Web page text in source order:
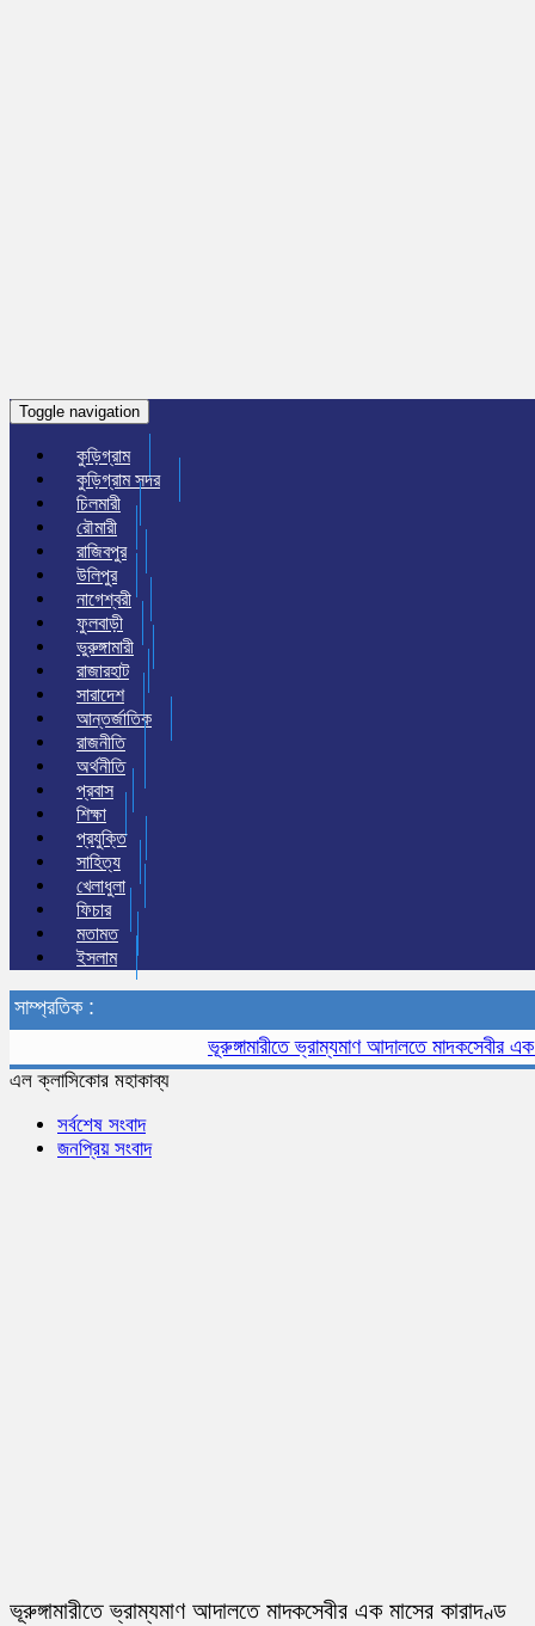
Toggle navigation
কুড়িগ্রাম
কুড়িগ্রাম সদর
চিলমারী
রৌমারী
রাজিবপুর
উলিপুর
নাগেশ্বরী
ফুলবাড়ী
ভুরুঙ্গামারী
রাজারহাট
সারাদেশ
আন্তর্জাতিক
রাজনীতি
অর্থনীতি
প্রবাস
শিক্ষা
প্রযুক্তি
সাহিত্য
খেলাধুলা
ফিচার
মতামত
ইসলাম
সাম্প্রতিক :
ভূরুঙ্গামারীতে ভ্রাম্যমাণ আদালতে মাদকসেবীর এক
এল ক্লাসিকোর মহাকাব্য
সর্বশেষ সংবাদ
জনপ্রিয় সংবাদ
ভূরুঙ্গামারীতে ভ্রাম্যমাণ আদালতে মাদকসেবীর এক মাসের কারাদণ্ড